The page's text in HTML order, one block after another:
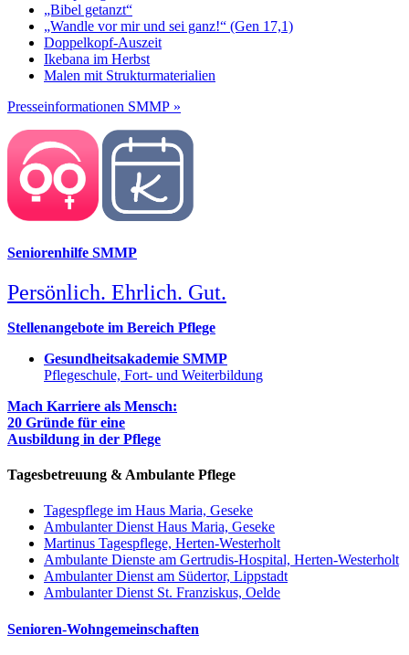
„Bibel getanzt“
„Wandle vor mir und sei ganz!“ (Gen 17,1)
Doppelkopf-Auszeit
Ikebana im Herbst
Malen mit Strukturmaterialien
Presseinformationen SMMP »
Seniorenhilfe SMMP
Persönlich. Ehrlich. Gut.
Stellenangebote im Bereich Pflege
Gesundheitsakademie SMMP
Pflegeschule, Fort- und Weiterbildung
Mach Karriere als Mensch:
20 Gründe für eine
Ausbildung in der Pflege
Tagesbetreuung & Ambulante Pflege
Tagespflege im Haus Maria, Geseke
Ambulanter Dienst Haus Maria, Geseke
Martinus Tagespflege, Herten-Westerholt
Ambulante Dienste am Gertrudis-Hospital, Herten-Westerholt
Ambulanter Dienst am Südertor, Lippstadt
Ambulanter Dienst St. Franziskus, Oelde
Senioren-Wohngemeinschaften